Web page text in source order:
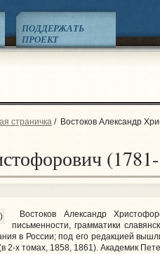
ПОДДЕРЖАТЬ
ПРОЕКТ
страничка/ Востоков Александр
Востоков Александр
письменности, грамматики
в России; под его редакцией
2-х томах, 1858, 1861). Академик